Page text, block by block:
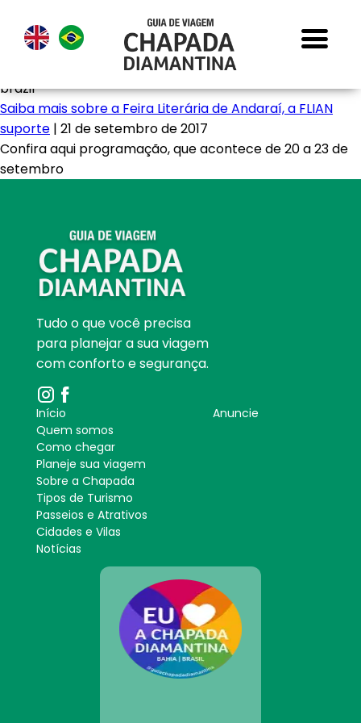
brazil
Saiba mais sobre a Feira Literária de Andaraí, a FLIAN
suporte | 21 de setembro de 2017
Confira aqui programação, que acontece de 20 a 23 de
setembro
Tudo o que você precisa
para planejar a sua viagem
com conforto e segurança.
Início
Quem somos
Como chegar
Planeje sua viagem
Sobre a Chapada
Tipos de Turismo
Passeios e Atrativos
Cidades e Vilas
Notícias
Anuncie